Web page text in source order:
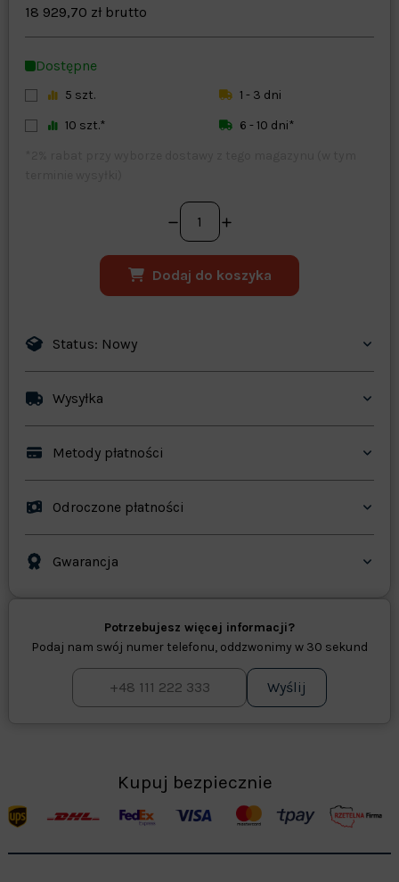
opcjonalne
18 929,70 zł brutto
Dostępne
5 szt.
1 - 3 dni
10 szt.*
6 - 10 dni*
Dodaj do koszyka
Status: Nowy
Wysyłka
Metody płatności
Odroczone płatności
Gwarancja
Potrzebujesz więcej informacji?
Podaj nam swój numer telefonu, oddzwonimy w 30 sekund
Wyślij
Kupuj bezpiecznie